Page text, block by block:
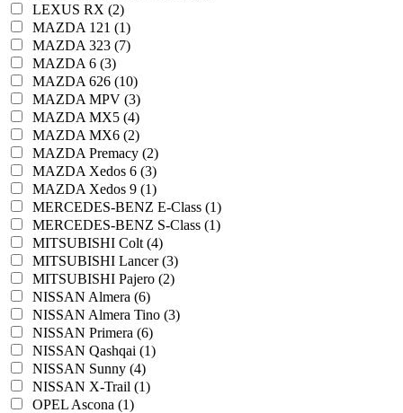
LEXUS RX (2)
MAZDA 121 (1)
MAZDA 323 (7)
MAZDA 6 (3)
MAZDA 626 (10)
MAZDA MPV (3)
MAZDA MX5 (4)
MAZDA MX6 (2)
MAZDA Premacy (2)
MAZDA Xedos 6 (3)
MAZDA Xedos 9 (1)
MERCEDES-BENZ E-Class (1)
MERCEDES-BENZ S-Class (1)
MITSUBISHI Colt (4)
MITSUBISHI Lancer (3)
MITSUBISHI Pajero (2)
NISSAN Almera (6)
NISSAN Almera Tino (3)
NISSAN Primera (6)
NISSAN Qashqai (1)
NISSAN Sunny (4)
NISSAN X-Trail (1)
OPEL Ascona (1)